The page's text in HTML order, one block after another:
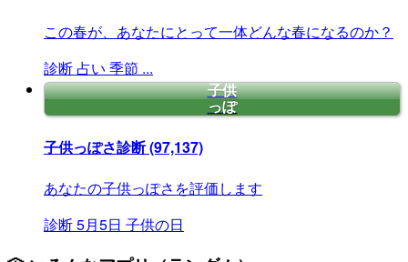
この春が、あなたにとって一体どんな春になるのか？
診断 占い 季節 ...
子供
っぽ
子供っぽさ診断(97,137)
あなたの子供っぽさを評価します
診断5月5日 子供の日